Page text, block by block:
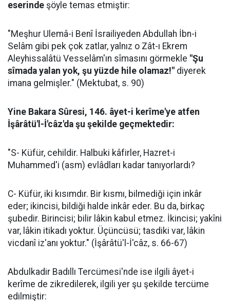
eserinde şöyle temas etmiştir:
"Meşhur Ulemâ-i Benî İsrailiyeden Abdullah İbn-i
Selâm gibi pek çok zatlar, yalnız o Zât-ı Ekrem
Aleyhissalâtü Vesselâm'ın sîmasını görmekle "Şu
sîmada yalan yok, şu yüzde hile olamaz!" diyerek
imana gelmişler." (Mektubat, s. 90)
Yine Bakara Sûresi, 146. âyet-i kerîme'ye atfen
İşârâtü'l-İ'câz'da şu şekilde geçmektedir:
"S- Küfür, cehildir. Halbuki kâfirler, Hazret-i
Muhammed'i (asm) evlâdları kadar tanıyorlardı?
C- Küfür, iki kısımdır. Bir kısmı, bilmediği için inkâr
eder; ikincisi, bildiği halde inkâr eder. Bu da, birkaç
şubedir. Birincisi; bilir lâkin kabul etmez. İkincisi; yakîni
var, lâkin itikadı yoktur. Üçüncüsü; tasdiki var, lâkin
vicdanî iz'anı yoktur." (İşârâtü'l-İ'câz, s. 66-67)
Abdulkadir Badıllı Tercümesi'nde ise ilgili âyet-i
kerîme de zikredilerek, ilgili yer şu şekilde tercüme
edilmiştir: